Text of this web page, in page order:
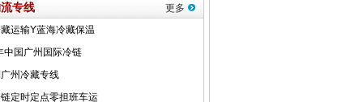
专线 更多